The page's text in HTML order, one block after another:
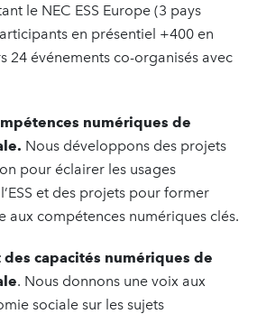
le NEC ESS Europe (3 pays
en présentiel +400 en
24 événements co-organisés avec
numériques de
Nous développons des projets
pour éclairer les usages
et des projets pour former
aux compétences numériques clés.
capacités numériques de
. Nous donnons une voix aux
sociale sur les sujets